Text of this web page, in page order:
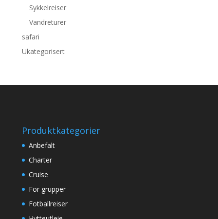
Sykkelreiser
Vandreturer
safari
Ukategorisert
Produktkategorier
Anbefalt
Charter
Cruise
For grupper
Fotballreiser